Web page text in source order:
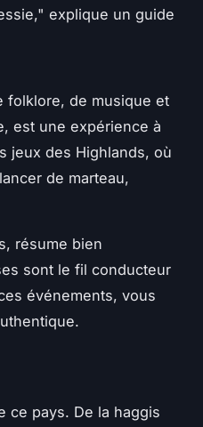
explique un guide
folklore, de musique et
est une expérience à
jeux des Highlands, où
de marteau,
résume bien
sont le fil conducteur
événements, vous
ce pays. De la haggis